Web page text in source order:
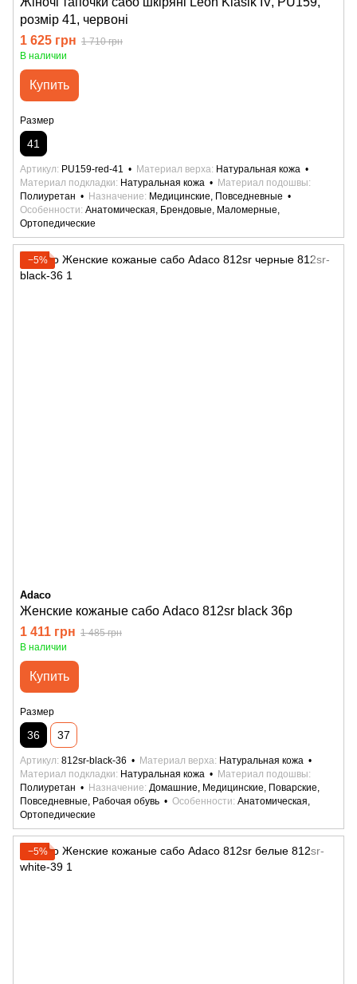
розмір 41, червоні
1 625 грн 1 710 грн
В наличии
Купить
Размер
41
Артикул PU159-red-41 Материал верха Натуральная кожа
Материал подкладки
Натуральная кожа
Материал подошвы
Полиуретан
Назначение
Медицинские, Повседневные
Особенности Анатомическая, Брендовые, Маломерные,
Ортопедические
−5%
Adaco
Женские кожаные сабо Adaco 812sr black 36р
1 411 грн 1 485 грн
В наличии
Купить
Размер
36 37
Артикул 812sr-black-36 Материал верха Натуральная кожа
Материал подкладки
Натуральная кожа
Материал подошвы
Полиуретан
Назначение Домашние, Медицинские, Поварские,
Повседневные, Рабочая обувь
Особенности Анатомическая,
Ортопедические
−5%